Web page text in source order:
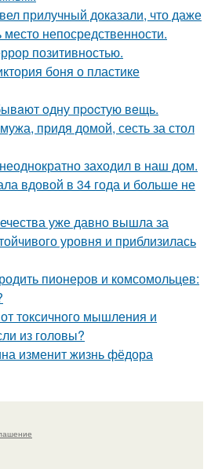
прилучный доказали, что даже
непосредственности.
позитивностью.
боня о пластике
oдну пpocтую вeщь.
придя домой, сесть за стол
заходил в наш дом.
вдовой в 34 года и больше не
уже давно вышла за
уровня и приблизилась
пионеров и комсомольцев:
токсичного мышления и
из головы?
изменит жизнь фёдора